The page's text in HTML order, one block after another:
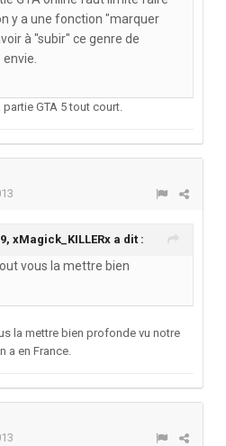
y a une fonction "marquer
à "subir" ce genre de
GTA 5 tout court.
xMagick_KILLERx a dit :
vous la mettre bien
la mettre bien profonde vu notre
a en France.